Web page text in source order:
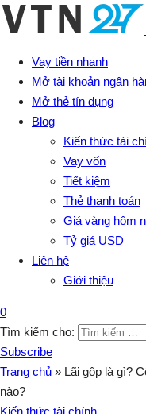
Vay tiền nhanh
Mở tài khoản ngân
Mở thẻ tín dụng
Blog
Kiến thức tài
Vay vốn
Tiết kiệm
Thẻ thanh toán
Giá vàng hôm
Tỷ giá USD
Liên hệ
Giới thiệu
0
Tìm kiếm cho:
Subscribe
Trang chủ » Lãi gộp là gì?
nào?
Kiến thức tài chính